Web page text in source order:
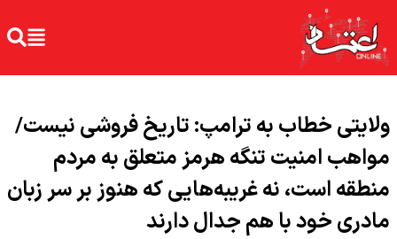
ولایتی خطاب به ترامپ: تاریخ فروشی نیست/
مواهب امنیت تنگه هرمز متعلق به مردم
منطقه است، نه غریبه‌هایی که هنوز بر سر زبان
مادری خود با هم جدال دارند